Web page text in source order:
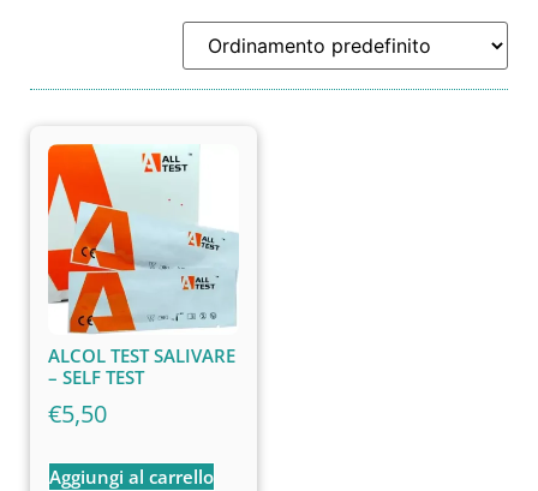
ALCOL TEST SALIVARE
– SELF TEST
€5,50
Aggiungi al carrello